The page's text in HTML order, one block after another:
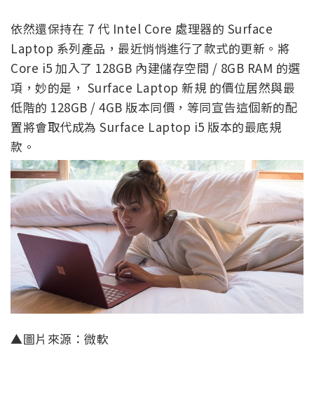
依然還保持在 7 代 Intel Core 處理器的 Surface
Laptop 系列產品，最近悄悄進行了款式的更新。將
Core i5 加入了 128GB 內建儲存空間 / 8GB RAM 的選
項，妙的是， Surface Laptop 新規 的價位居然與最
低階的 128GB / 4GB 版本同價，等同宣告這個新的配
置將會取代成為 Surface Laptop i5 版本的最底規
款。
▲圖片來源：微軟